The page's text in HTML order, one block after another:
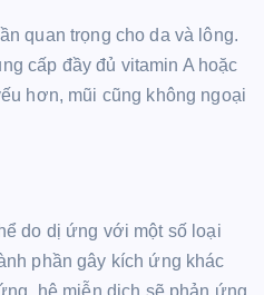
quan trọng cho da và lông.
cấp đầy đủ vitamin A hoặc
hơn, mũi cũng không ngoại
do dị ứng với một số loại
phần gây kích ứng khác